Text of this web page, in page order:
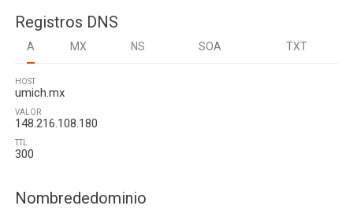
Registros DNS
A MX NS SOA TXT
HOST
umich.mx
VALOR
148.216.108.180
TTL
300
Nombrededominio